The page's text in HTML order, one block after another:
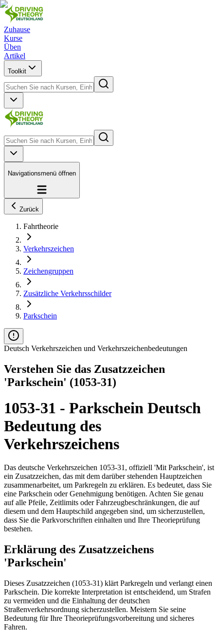
Zuhause
Kurse
Üben
Artikel
Toolkit
Navigationsmenü öffnen
Zurück
Fahrtheorie
Verkehrszeichen
Zeichengruppen
Zusätzliche Verkehrsschilder
Parkschein
Deutsch Verkehrszeichen und Verkehrszeichenbedeutungen
Verstehen Sie das Zusatzzeichen
'Parkschein' (1053-31)
1053-31 - Parkschein Deutsch
Bedeutung des
Verkehrszeichens
Das deutsche Verkehrszeichen 1053-31, offiziell 'Mit Parkschein', ist
ein Zusatzzeichen, das mit dem darüber stehenden Hauptzeichen
zusammenarbeitet, um Parkregeln zu erklären. Es bedeutet, dass Sie
eine Parkschein oder Genehmigung benötigen. Achten Sie genau
auf alle Pfeile, Zeitlimits oder Fahrzeugbeschränkungen, die auf
diesem und dem Hauptschild angegeben sind, um sicherzustellen,
dass Sie die Parkvorschriften einhalten und Ihre Theorieprüfung
bestehen.
Erklärung des Zusatzzeichens
'Parkschein'
Dieses Zusatzzeichen (1053-31) klärt Parkregeln und verlangt einen
Parkschein. Die korrekte Interpretation ist entscheidend, um Strafen
zu vermeiden und die Einhaltung der deutschen
Straßenverkehrsordnung sicherzustellen. Meistern Sie seine
Bedeutung für Ihre Theorieprüfungsvorbereitung und sicheres
Fahren.